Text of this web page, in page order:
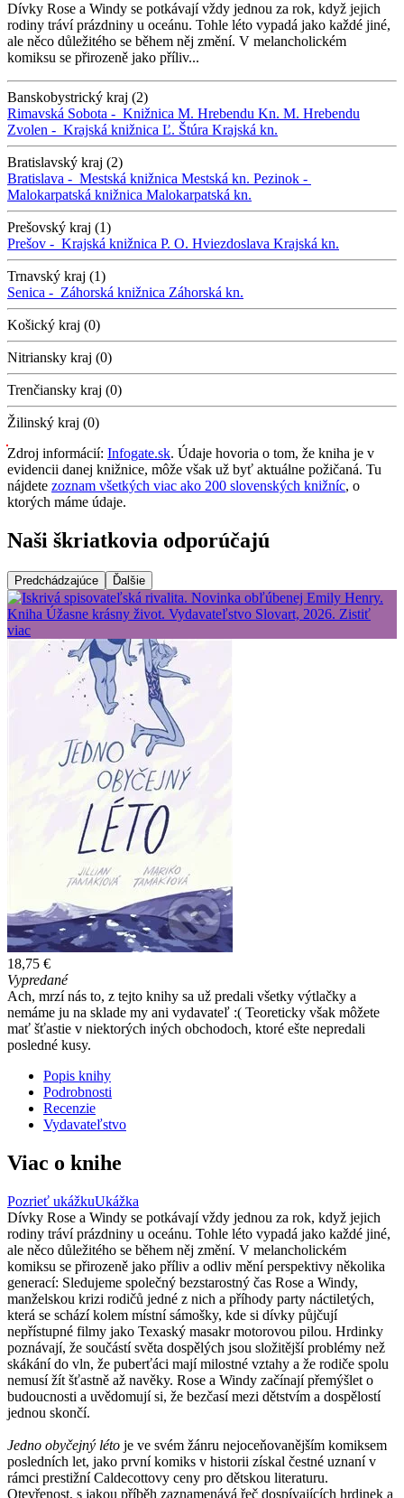
Dívky Rose a Windy se potkávají vždy jednou za rok, když jejich
rodiny tráví prázdniny u oceánu. Tohle léto vypadá jako každé jiné,
ale něco důležitého se během něj změní. V melancholickém
komiksu se přirozeně jako příliv...
Banskobystrický kraj (2)
Rimavská Sobota - Knižnica M. Hrebendu Kn. M. Hrebendu
Zvolen - Krajská knižnica Ľ. Štúra Krajská kn.
Bratislavský kraj (2)
Bratislava - Mestská knižnica Mestská kn. Pezinok -
Malokarpatská knižnica Malokarpatská kn.
Prešovský kraj (1)
Prešov - Krajská knižnica P. O. Hviezdoslava Krajská kn.
Trnavský kraj (1)
Senica - Záhorská knižnica Záhorská kn.
Košický kraj (0)
Nitriansky kraj (0)
Trenčiansky kraj (0)
Žilinský kraj (0)
Zdroj informácií: Infogate.sk. Údaje hovoria o tom, že kniha je v
evidencii danej knižnice, môže však už byť aktuálne požičaná. Tu
nájdete zoznam všetkých viac ako 200 slovenských knižníc, o
ktorých máme údaje.
Naši škriatkovia odporúčajú
Predchádzajúce Ďalšie
18,75 €
Vypredané
Ach, mrzí nás to, z tejto knihy sa už predali všetky výtlačky a
nemáme ju na sklade my ani vydavateľ :( Teoreticky však môžete
mať šťastie v niektorých iných obchodoch, ktoré ešte nepredali
posledné kusy.
Popis knihy
Podrobnosti
Recenzie
Vydavateľstvo
Viac o knihe
Pozrieť ukážkuUkážka
Dívky Rose a Windy se potkávají vždy jednou za rok, když jejich
rodiny tráví prázdniny u oceánu. Tohle léto vypadá jako každé jiné,
ale něco důležitého se během něj změní. V melancholickém
komiksu se přirozeně jako příliv a odliv mění perspektivy několika
generací: Sledujeme společný bezstarostný čas Rose a Windy,
manželskou krizi rodičů jedné z nich a příhody party náctiletých,
která se schází kolem místní sámošky, kde si dívky půjčují
nepřístupné filmy jako Texaský masakr motorovou pilou. Hrdinky
poznávají, že součástí světa dospělých jsou složitější problémy než
skákání do vln, že puberťáci mají milostné vztahy a že rodiče spolu
nemusí žít šťastně až navěky. Rose a Windy začínají přemýšlet o
budoucnosti a uvědomují si, že bezčasí mezi dětstvím a dospělostí
jednou skončí.
Jedno obyčejný léto je ve svém žánru nejoceňovanějším komiksem
posledních let, jako první komiks v historii získal čestné uznaní v
rámci prestižní Caldecottovy ceny pro dětskou literaturu.
Otevřenost, s jakou příběh zaznamenává řeč dospívajících hrdinek a